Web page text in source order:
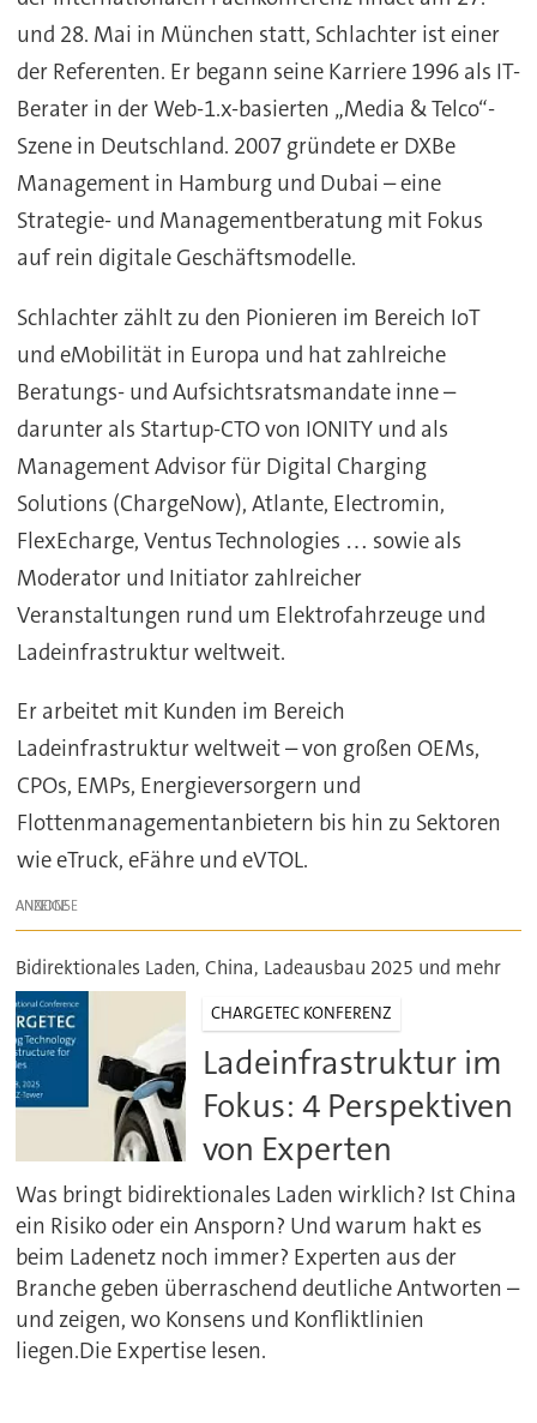
und 28. Mai in München statt, Schlachter ist einer
der Referenten. Er begann seine Karriere 1996 als IT-
Berater in der Web-1.x-basierten „Media & Telco“-
Szene in Deutschland. 2007 gründete er DXBe
Management in Hamburg und Dubai – eine
Strategie- und Managementberatung mit Fokus
auf rein digitale Geschäftsmodelle.
Schlachter zählt zu den Pionieren im Bereich IoT
und eMobilität in Europa und hat zahlreiche
Beratungs- und Aufsichtsratsmandate inne –
darunter als Startup-CTO von IONITY und als
Management Advisor für Digital Charging
Solutions (ChargeNow), Atlante, Electromin,
FlexEcharge, Ventus Technologies … sowie als
Moderator und Initiator zahlreicher
Veranstaltungen rund um Elektrofahrzeuge und
Ladeinfrastruktur weltweit.
Er arbeitet mit Kunden im Bereich
Ladeinfrastruktur weltweit – von großen OEMs,
CPOs, EMPs, Energieversorgern und
Flottenmanagementanbietern bis hin zu Sektoren
wie eTruck, eFähre und eVTOL.
ANZEIGE
Bidirektionales Laden, China, Ladeausbau 2025 und mehr
CHARGETEC KONFERENZ
Ladeinfrastruktur im
Fokus: 4 Perspektiven
von Experten
Was bringt bidirektionales Laden wirklich? Ist China
ein Risiko oder ein Ansporn? Und warum hakt es
beim Ladenetz noch immer? Experten aus der
Branche geben überraschend deutliche Antworten –
und zeigen, wo Konsens und Konfliktlinien
liegen.Die Expertise lesen.